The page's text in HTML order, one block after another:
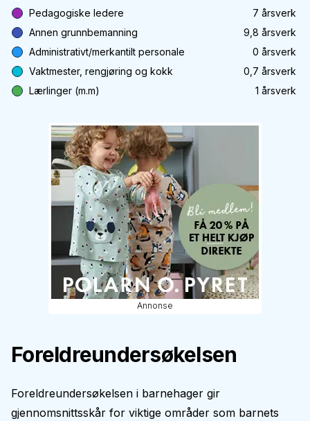
Pedagogiske ledere
7 årsverk
Annen grunnbemanning
9,8 årsverk
Administrativt/merkantilt personale
0 årsverk
Vaktmester, rengjøring og kokk
0,7 årsverk
Lærlinger (m.m)
1 årsverk
Annonse
Foreldreundersøkelsen
Foreldreundersøkelsen i barnehager gir
gjennomsnittsskår for viktige områder som barnets